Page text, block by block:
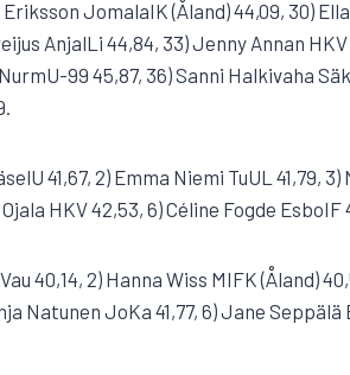
JomalaIK (Åland) 44,09, 30)
AnjalLi 44,84, 33) Jenny Annan
99 45,87, 36) Sanni Halkivaha
41,67, 2) Emma Niemi TuUL 41,79,
HKV 42,53, 6) Céline Fogde EsboIF
40,14, 2) Hanna Wiss MIFK (Åland)
Natunen JoKa 41,77, 6) Jane Seppälä